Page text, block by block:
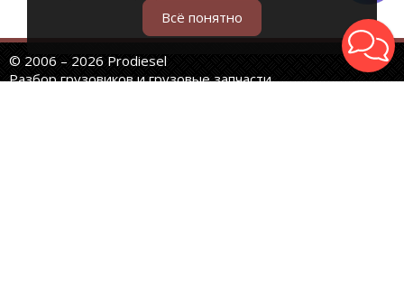
© 2006 – 2026 Prodiesel
Разбор грузовиков и грузовые запчасти
Всё понятно